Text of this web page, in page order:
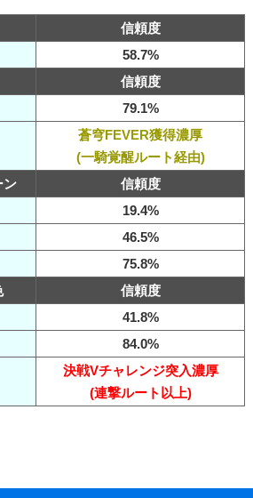
信頼度
58.7%
信頼度
79.1%
蒼穹FEVER獲得濃厚
(一騎覚醒ルート経由)
ン
信頼度
19.4%
46.5%
75.8%
信頼度
41.8%
84.0%
決戦Vチャレンジ突入濃厚
(連撃ルート以上)